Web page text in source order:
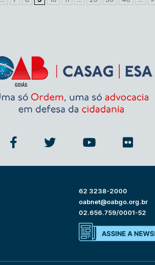
62 3238-2000
oabnet@oabgo.org.br
02.656.759/0001-52